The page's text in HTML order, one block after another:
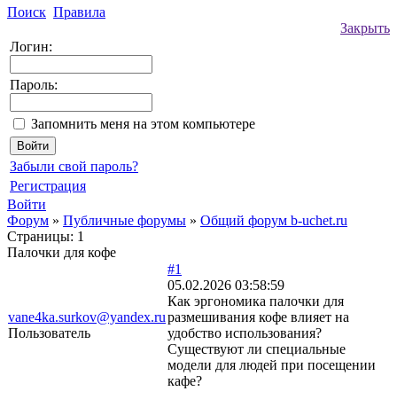
Поиск Правила
Закрыть
Логин:
Пароль:
Запомнить меня на этом компьютере
Забыли свой пароль?
Регистрация
Войти
Форум » Публичные форумы » Общий форум b-uchet.ru
Страницы: 1
Палочки для кофе
vane4ka.surkov@yandex.ru
Пользователь
#1
05.02.2026 03:58:59
Как эргономика палочки для
размешивания кофе влияет на
удобство использования?
Существуют ли специальные
модели для людей при посещении
кафе?